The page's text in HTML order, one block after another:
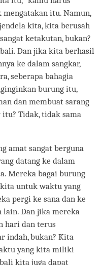
itu. Namun,
kita, kita berusah
ketakutan, bukan?
Dan jika kita berhasil
ke dalam sangkar,
seberapa bahagia
burung itu,
dan membuat sarang
Tidak, tidak sama
amat sangat berguna
datang ke dalam
Mereka bagai burung
untuk waktu yang
pergi ke sana dan ke
Dan jika mereka
hari dan terus
indah, bukan? Kita
yang kita miliki
kita juga dapat